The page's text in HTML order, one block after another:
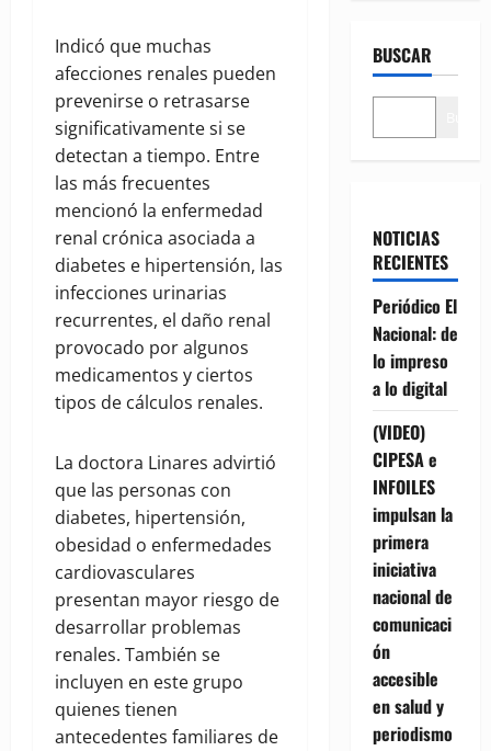
Indicó que muchas
afecciones renales pueden
prevenirse o retrasarse
significativamente si se
detectan a tiempo. Entre
las más frecuentes
mencionó la enfermedad
renal crónica asociada a
diabetes e hipertensión, las
infecciones urinarias
recurrentes, el daño renal
provocado por algunos
medicamentos y ciertos
tipos de cálculos renales.
La doctora Linares advirtió
que las personas con
diabetes, hipertensión,
obesidad o enfermedades
cardiovasculares
presentan mayor riesgo de
desarrollar problemas
renales. También se
incluyen en este grupo
quienes tienen
antecedentes familiares de
BUSCAR
NOTICIAS
RECIENTES
Periódico El
Nacional: de
lo impreso
a lo digital
(VIDEO)
CIPESA e
INFOILES
impulsan la
primera
iniciativa
nacional de
comunicaci
ón
accesible
en salud y
periodismo